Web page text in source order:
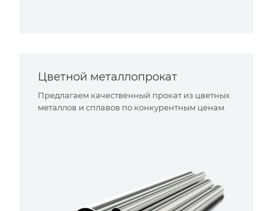
Цветной металлопрокат
Предлагаем качественный прокат из цветных
металлов и сплавов по конкурентным ценам.